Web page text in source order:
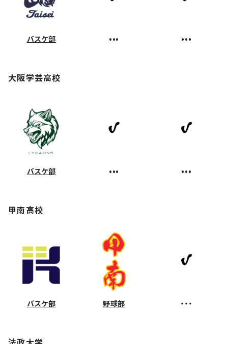
バスケ部 ••• •••
大阪学芸高校
バスケ部 ••• •••
甲南高校
バスケ部 野球部 ・・・